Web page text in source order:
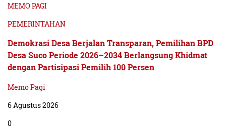
MEMO PAGI
PEMERINTAHAN
Demokrasi Desa Berjalan Transparan, Pemilihan BPD
Desa Suco Periode 2026–2034 Berlangsung Khidmat
dengan Partisipasi Pemilih 100 Persen
Memo Pagi
6 Agustus 2026
0